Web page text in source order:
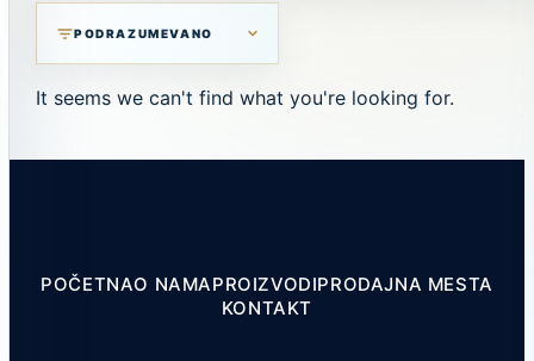
It seems we can't find what you're looking for.
POČETNAO NAMAPROIZVODIPRODAJNA MESTA
KONTAKT